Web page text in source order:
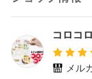
コロコ
メル